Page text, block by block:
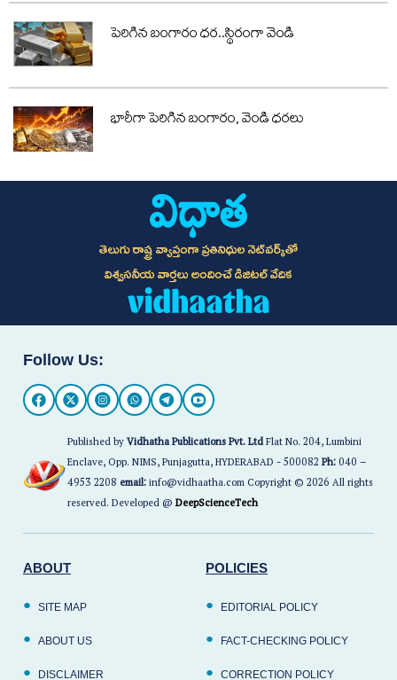
పెరిగిన బంగారం ధర..స్థిరంగా వెండి
భారీగా పెరిగిన బంగారం, వెండి ధరలు
తెలుగు రాష్ట్ర వ్యాప్తంగా ప్రతినిధుల నెట్‌వర్క్‌తో
విశ్వసనీయ వార్తలు అందించే డిజిటల్ వేదిక
Follow Us:
Published byVidhatha Publications Pvt. LtdFlat No. 204, Lumbini
Enclave, Opp. NIMS, Punjagutta, HYDERABAD - 500082Ph:040 –
4953 2208 email:info@vidhaatha.com Copyright © 2026 All rights
reserved. Developed @DeepScienceTech
ABOUT
SITE MAP
ABOUT US
DISCLAIMER
POLICIES
EDITORIAL POLICY
FACT-CHECKING POLICY
CORRECTION POLICY